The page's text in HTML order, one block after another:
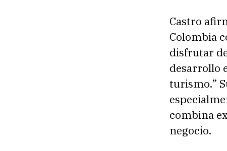
Castro
Colombia
disfrutar
desarrollo
turismo.”
combina
negocio.